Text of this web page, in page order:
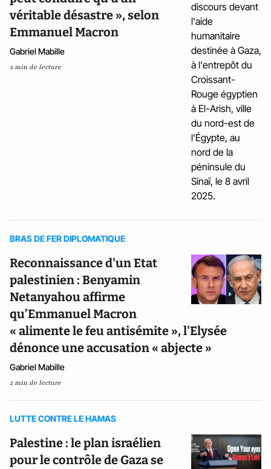
véritable désastre », selon
Emmanuel Macron
Gabriel Mabille
2 min de lecture
BRAS DE FER DIPLOMATIQUE
Reconnaissance d'un Etat
palestinien : Benyamin
Netanyahou affirme
qu’Emmanuel Macron
« alimente le feu antisémite », l'Elysée
dénonce une accusation « abjecte »
Gabriel Mabille
2 min de lecture
LUTTE CONTRE LE HAMAS
Palestine : le plan israélien
pour le contrôle de Gaza se